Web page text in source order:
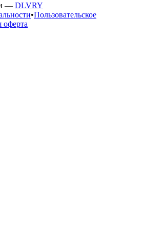
— DLVRY
•Пользовательское
оферта